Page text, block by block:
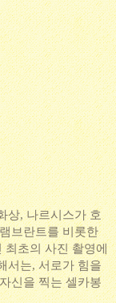
상, 나르시스가 호
브란트를 비롯한
최초의 사진 촬영에
서는, 서로가 힘을
신을 찍는 셀카봉